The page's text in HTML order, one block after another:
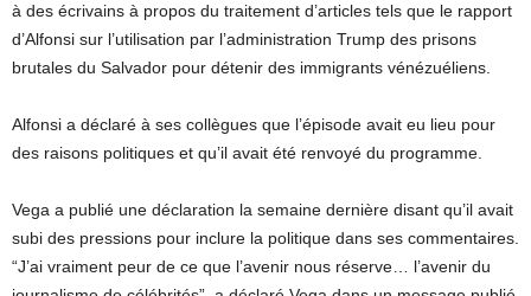
à des écrivains à propos du traitement d’articles tels que le rapport
d’Alfonsi sur l’utilisation par l’administration Trump des prisons
brutales du Salvador pour détenir des immigrants vénézuéliens.
Alfonsi a déclaré à ses collègues que l’épisode avait eu lieu pour
des raisons politiques et qu’il avait été renvoyé du programme.
Vega a publié une déclaration la semaine dernière disant qu’il avait
subi des pressions pour inclure la politique dans ses commentaires.
“J’ai vraiment peur de ce que l’avenir nous réserve… l’avenir du